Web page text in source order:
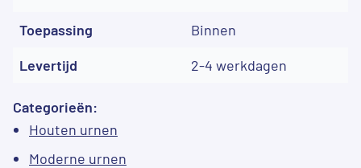
Toepassing
Binnen
Levertijd
2-4 werkdagen
Categorieën:
Houten urnen
Moderne urnen